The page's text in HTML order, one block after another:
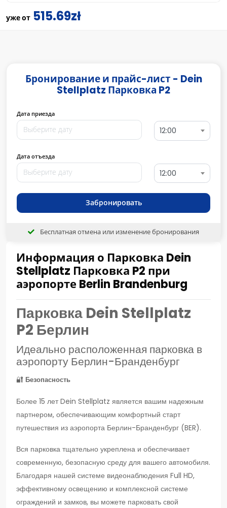
уже от 515.69zł
Информация о Парковка Dein
Stellplatz Парковка P2 при
аэропорте Berlin Brandenburg
Парковка Dein Stellplatz
P2 Берлин
Идеально расположенная парковка в
аэропорту Берлин-Бранденбург
🔐 Безопасность
Более 15 лет Dein Stellplatz является вашим надежным
партнером, обеспечивающим комфортный старт
путешествия из аэропорта Берлин-Бранденбург (BER).
Вся парковка тщательно укреплена и обеспечивает
современную, безопасную среду для вашего автомобиля.
Благодаря нашей системе видеонаблюдения Full HD,
эффективному освещению и комплексной системе
ограждений и замков, вы можете парковать свой
Бронирование и прайс-лист - Dein
Stellplatz Парковка P2
Дата приезда
12:00
Дата отъезда
12:00
Забронировать
Бесплатная отмена или изменение бронирования